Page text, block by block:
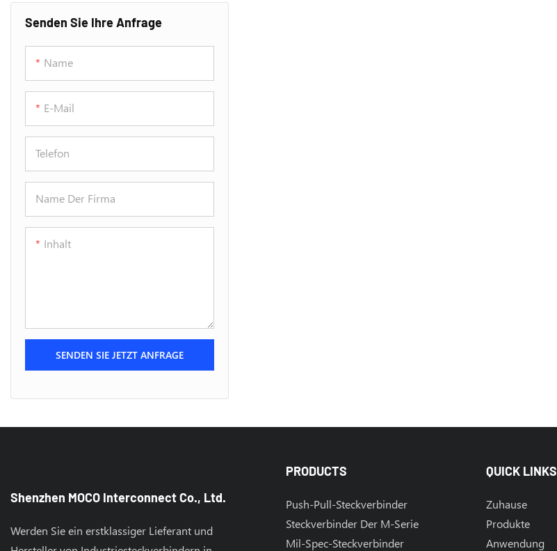
Senden Sie Ihre Anfrage
Name
E-Mail
Telefon
Name Der Firma
Inhalt
SENDEN SIE JETZT ANFRAGE
Shenzhen MOCO Interconnect Co., Ltd.
Werden Sie ein erstklassiger Lieferant und
PRODUCTS
Push-Pull-Steckverbinder
Steckverbinder Der M-Serie
Mil-Spec-Steckverbinder
QUICK LINKS
Zuhause
Produkte
Anwendung